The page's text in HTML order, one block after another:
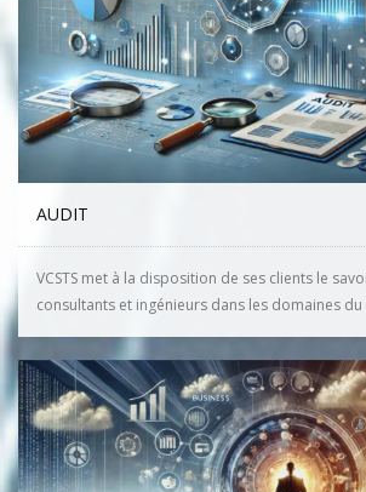
AUDIT
VCSTS met à la disposition de ses clients le
consultants et ingénieurs dans les domaines du